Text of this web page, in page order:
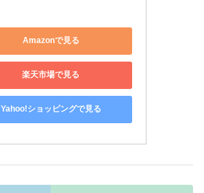
Amazonで見る
楽天市場で見る
Yahoo!ショッピングで見る